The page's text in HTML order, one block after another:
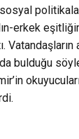
sosyal
erkek
bulduğu